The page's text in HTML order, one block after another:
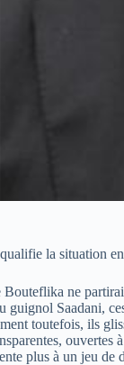
la situation
ne
guignol Saadani,
toutefois, ils
plus à un jeu